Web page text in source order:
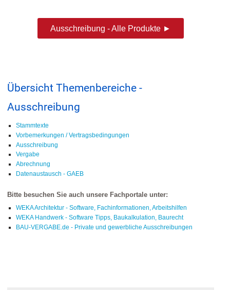
Ausschreibung - Alle Produkte ►
Übersicht Themenbereiche -
Ausschreibung
Stammtexte
Vorbemerkungen / Vertragsbedingungen
Ausschreibung
Vergabe
Abrechnung
Datenaustausch - GAEB
Bitte besuchen Sie auch unsere Fachportale unter:
WEKA Architektur - Software, Fachinformationen, Arbeitshilfen
WEKA Handwerk - Software Tipps, Baukalkulation, Baurecht
BAU-VERGABE.de - Private und gewerbliche Ausschreibungen